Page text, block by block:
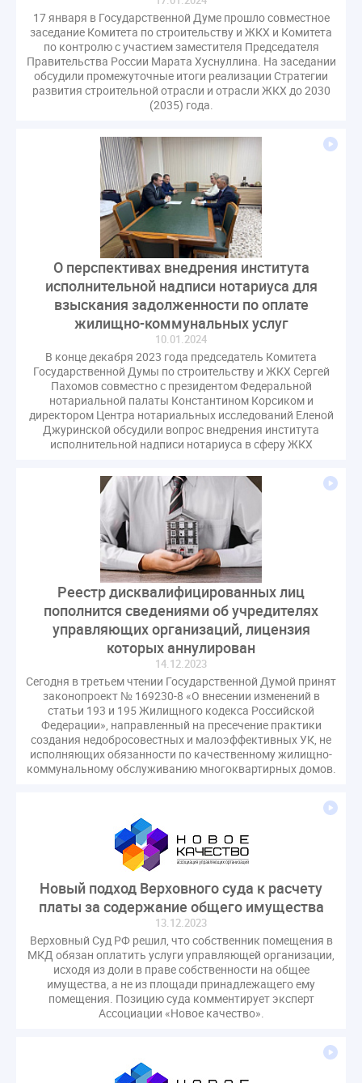
оспаривание ОСС
перелицензирование
переуступка
плановые проверки
пожарная безопасность
прекращение договора
прибор учета
пристройка
провайдер
прогород
проект постановления
статистика
страхование МКД
судебная практика
техническая документация
техпаспорт
умный дом
экспертный совет
17 января в Государственной Думе прошло совместное
заседание Комитета по строительству и ЖКХ и Комитета
по контролю с участием заместителя Председателя
Правительства России Марата Хуснуллина. На заседании
обсудили промежуточные итоги реализации Стратегии
развития строительной отрасли и отрасли ЖКХ до 2030
(2035) года.
О перспективах внедрения института
исполнительной надписи нотариуса для
взыскания задолженности по оплате
жилищно-коммунальных услуг
10.01.2024
В конце декабря 2023 года председатель Комитета
Государственной Думы по строительству и ЖКХ Сергей
Пахомов совместно с президентом Федеральной
нотариальной палаты Константином Корсиком и
директором Центра нотариальных исследований Еленой
Джуринской обсудили вопрос внедрения института
исполнительной надписи нотариуса в сферу ЖКХ
Реестр дисквалифицированных лиц
пополнится сведениями об учредителях
управляющих организаций, лицензия
которых аннулирован
14.12.2023
Сегодня в третьем чтении Государственной Думой принят
законопроект № 169230-8 «О внесении изменений в
статьи 193 и 195 Жилищного кодекса Российской
Федерации», направленный на пресечение практики
создания недобросовестных и малоэффективных УК, не
исполняющих обязанности по качественному жилищно-
коммунальному обслуживанию многоквартирных домов.
Новый подход Верховного суда к расчету
платы за содержание общего имущества
13.12.2023
Верховный Суд РФ решил, что собственник помещения в
МКД обязан оплатить услуги управляющей организации,
исходя из доли в праве собственности на общее
имущества, а не из площади принадлежащего ему
помещения. Позицию суда комментирует эксперт
Ассоциации «Новое качество».